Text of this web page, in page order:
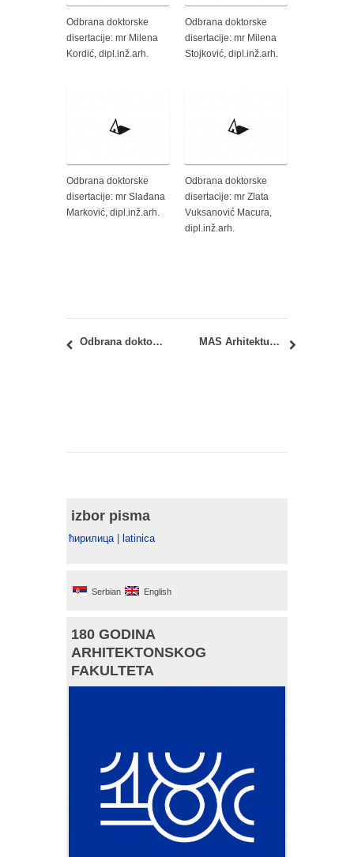
Odbrana doktorske
disertacije: mr Milena
Kordić, dipl.inž.arh.
Odbrana doktorske
disertacije: mr Milena
Stojković, dipl.inž.arh.
Odbrana doktorske
disertacije: mr Slađana
Marković, dipl.inž.arh.
Odbrana doktorske
disertacije: mr Zlata
Vuksanović Macura,
dipl.inž.arh.
Odbrana doktorske disertacije: mr Budimir Sudimac, dipl.inž.arh. MAS Arhitektura i MAS Unutrašnja arhitektura: Prezentacija STUDIJA M01 za I godinu MAS
izbor pisma
ћирилица| latinica
Serbian English
180 GODINA
ARHITEKTONSKOG
FAKULTETA